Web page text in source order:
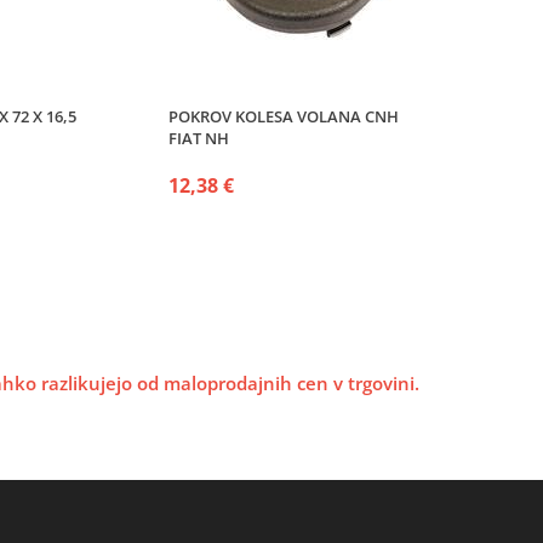
72 X 16,5
POKROV KOLESA VOLANA CNH
FIAT NH
12,38 €
razlikujejo od maloprodajnih cen v trgovini.